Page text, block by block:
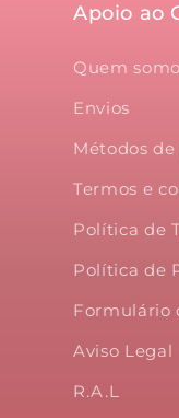
Apoio ao
Quem
Envios
Métodos
Termos e
Política de
Política de
Formulário
Aviso Legal
R.A.L